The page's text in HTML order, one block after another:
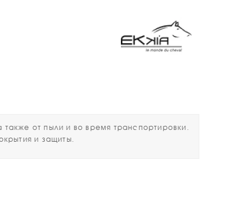
от пыли и во время транспортировки.
и защиты.